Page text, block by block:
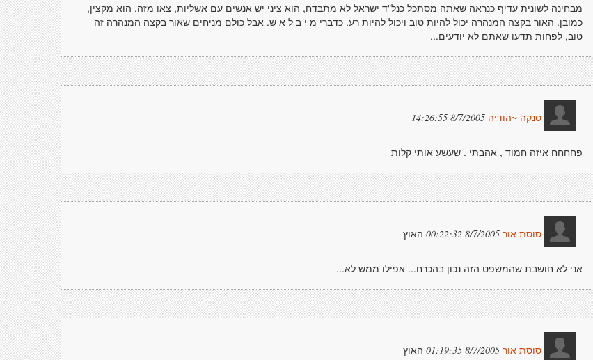
מבחינה לשונית עדיף כנראה שאתה מסתכל כנל"ד ישראל לא מתבדח, הוא ציני יש אנשים עם אשליות, צאו מזה. הוא מקצין,
כמובן. האור בקצה המנהרה יכול להיות טוב ויכול להיות רע. כדברי מ י ב ל א ש. אבל כולם מניחים שאור בקצה המנהרה זה
טוב, לפחות תדעו שאתם לא יודעים...
סנקה ~הודיה 8/7/2005 14:26:55
פחחחח איזה חמוד , אהבתי . שעשע אותי קלות
סוסת אור 8/7/2005 00:22:32 האוץ
אני לא חושבת שהמשפט הזה נכון בהכרח... אפילו ממש לא...
סוסת אור 8/7/2005 01:19:35 האוץ